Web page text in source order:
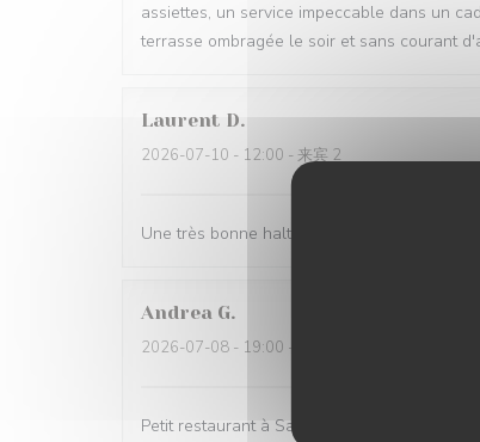
assiettes, un service impeccable dans un
terrasse ombragée le soir et sans courant
Laurent D
2026-07-10 - 12:00 - 来宾 2
Une très bonne halte. Nous nous sommes
Andrea G
2026-07-08 - 19:00 - 来宾 2
Petit restaurant à Saint Laurent qui m'a été